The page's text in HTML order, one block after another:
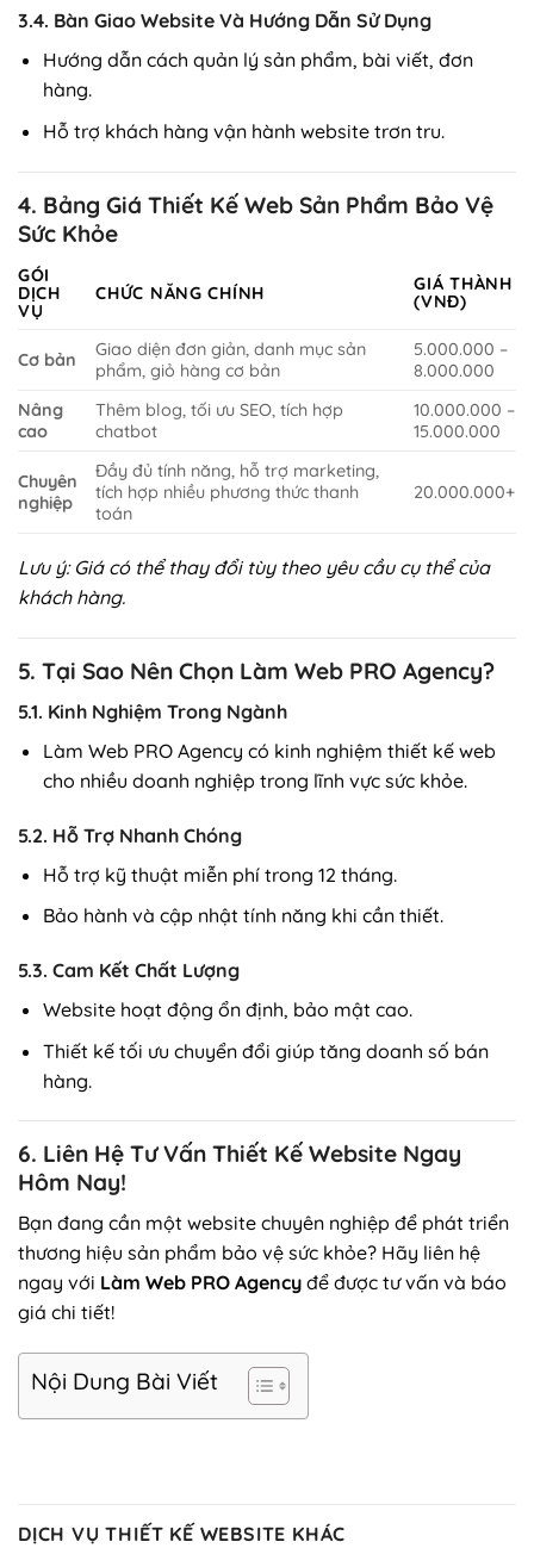
3.4. Bàn Giao Website Và Hướng Dẫn Sử Dụng
Hướng dẫn cách quản lý sản phẩm, bài viết, đơn
hàng.
Hỗ trợ khách hàng vận hành website trơn tru.
4. Bảng Giá Thiết Kế Web Sản Phẩm Bảo Vệ
Sức Khỏe
GÓI
DỊCH
VỤ
CHỨC NĂNG CHÍNH
GIÁ THÀNH
(VNĐ)
Cơ bản
Giao diện đơn giản, danh mục sản
phẩm, giỏ hàng cơ bản
5.000.000 –
8.000.000
Nâng
cao
Thêm blog, tối ưu SEO, tích hợp
chatbot
10.000.000 –
15.000.000
Chuyên
nghiệp
Đầy đủ tính năng, hỗ trợ marketing,
tích hợp nhiều phương thức thanh
toán
20.000.000+
Lưu ý: Giá có thể thay đổi tùy theo yêu cầu cụ thể của
khách hàng.
5. Tại Sao Nên Chọn Làm Web PRO Agency?
5.1. Kinh Nghiệm Trong Ngành
Làm Web PRO Agency có kinh nghiệm thiết kế web
cho nhiều doanh nghiệp trong lĩnh vực sức khỏe.
5.2. Hỗ Trợ Nhanh Chóng
Hỗ trợ kỹ thuật miễn phí trong 12 tháng.
Bảo hành và cập nhật tính năng khi cần thiết.
5.3. Cam Kết Chất Lượng
Website hoạt động ổn định, bảo mật cao.
Thiết kế tối ưu chuyển đổi giúp tăng doanh số bán
hàng.
6. Liên Hệ Tư Vấn Thiết Kế Website Ngay
Hôm Nay!
Bạn đang cần một website chuyên nghiệp để phát triển
thương hiệu sản phẩm bảo vệ sức khỏe? Hãy liên hệ
ngay với Làm Web PRO Agency để được tư vấn và báo
giá chi tiết!
Nội Dung Bài Viết
DỊCH VỤ THIẾT KẾ WEBSITE KHÁC